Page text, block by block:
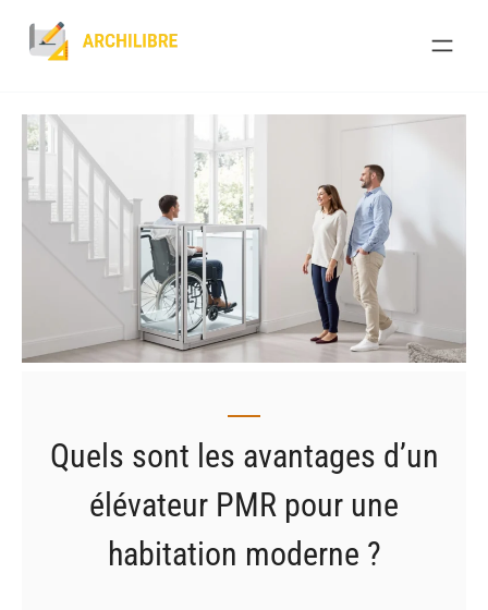
Quels sont les avantages d’un
élévateur PMR pour une
habitation moderne ?